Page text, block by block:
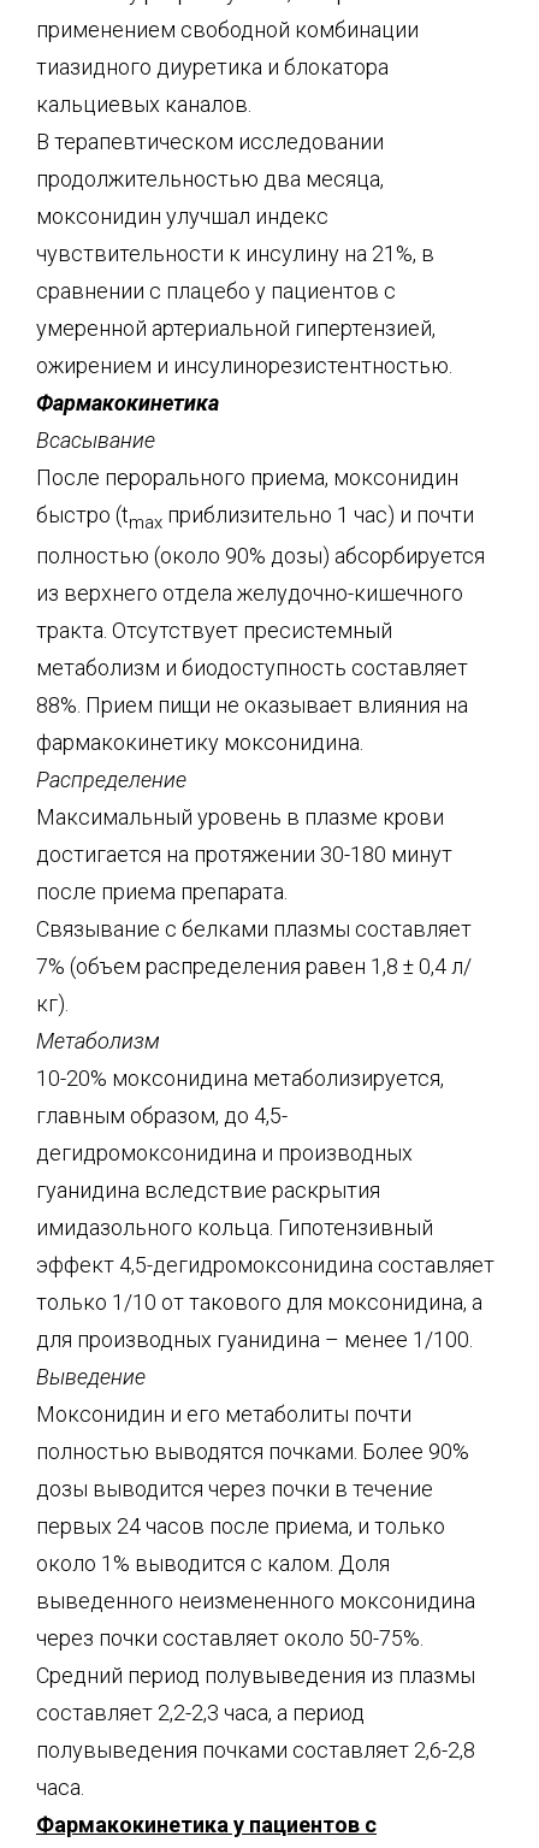
применением свободной комбинации
тиазидного диуретика и блокатора
кальциевых каналов.
В терапевтическом исследовании
продолжительностью два месяца,
моксонидин улучшал индекс
чувствительности к инсулину на 21%, в
сравнении с плацебо у пациентов с
умеренной артериальной гипертензией,
ожирением и инсулинорезистентностью.
Фармакокинетика
Всасывание
После перорального приема, моксонидин
быстро (tmax приблизительно 1 час) и почти
полностью (около 90% дозы) абсорбируется
из верхнего отдела желудочно-кишечного
тракта. Отсутствует пресистемный
метаболизм и биодоступность составляет
88%. Прием пищи не оказывает влияния на
фармакокинетику моксонидина.
Распределение
Максимальный уровень в плазме крови
достигается на протяжении 30-180 минут
после приема препарата.
Связывание с белками плазмы составляет
7% (объем распределения равен 1,8 ± 0,4 л/
кг).
Метаболизм
10-20% моксонидина метаболизируется,
главным образом, до 4,5-
дегидромоксонидина и производных
гуанидина вследствие раскрытия
имидазольного кольца. Гипотензивный
эффект 4,5-дегидромоксонидина составляет
только 1/10 от такового для моксонидина, а
для производных гуанидина – менее 1/100.
Выведение
Моксонидин и его метаболиты почти
полностью выводятся почками. Более 90%
дозы выводится через почки в течение
первых 24 часов после приема, и только
около 1% выводится с калом. Доля
выведенного неизмененного моксонидина
через почки составляет около 50-75%.
Средний период полувыведения из плазмы
составляет 2,2-2,3 часа, а период
полувыведения почками составляет 2,6-2,8
часа.
Фармакокинетика у пациентов с